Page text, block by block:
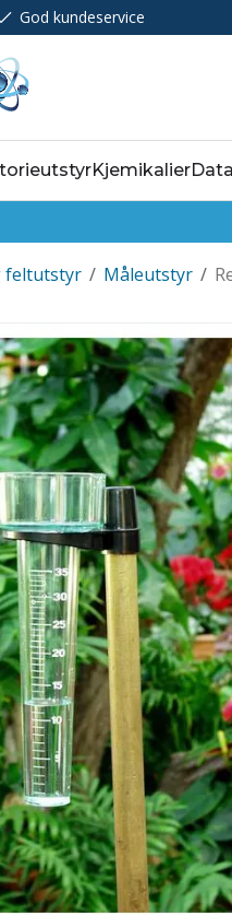
God kundeservice
Kjemikalier
/
feltutstyr /
Måleutstyr